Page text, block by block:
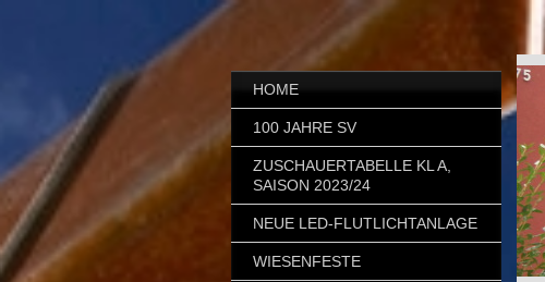
HOME
100 JAHRE SV
ZUSCHAUERTABELLE KL A,
SAISON 2023/24
NEUE LED-FLUTLICHTANLAGE
WIESENFESTE